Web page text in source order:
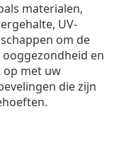
materialen,
UV-
om de
en
op met uw
die zijn